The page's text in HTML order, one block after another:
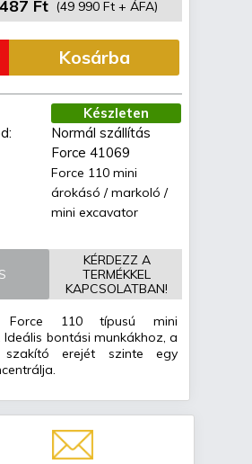
Ft (49 990 Ft + ÁFA)
Készleten
Normál szállítás
Force 41069
Force 110 mini
árokásó / markoló /
mini excavator
Kosárba
KÉRDEZZ A
TERMÉKKEL
KAPCSOLATBAN!
Force 110 típusú mini
bontási munkákhoz, a
erejét szinte egy